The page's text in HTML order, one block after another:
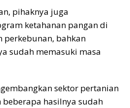
pihaknya juga
ketahanan pangan di
perkebunan, bahkan
sudah memasuki masa
sektor pertanian
hasilnya sudah